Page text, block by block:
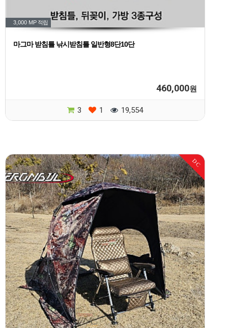
3,000 MP 적립
마그마 받침틀 낚시받침틀 일반형8단10단
460,000원
3 1 19,554
DC